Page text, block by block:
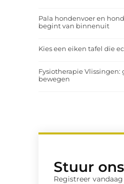
Pala hondenvoer en
begint van binnenuit
Kies een eiken tafel die
Fysiotherapie
bewegen
Stuur
Registreer